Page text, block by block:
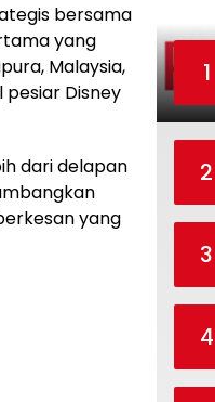
bersama
yang
Malaysia,
Disney
dari delapan
yang
1
2
3
4